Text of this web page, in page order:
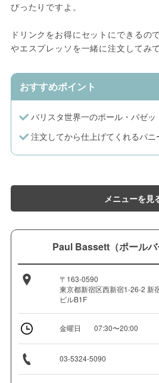
ぴったりですよ。
ドリンクをお得にセットにできるの
やエスプレッソを一緒に注文してみ
おすすめポイント
バリスタ世界一のポール・バゼッ
注文してから仕上げてくれるパニ
メニューを見
Paul Bassett（ポール
〒163-0590
東京都新宿区西新宿1-26-2 新
ビルB1F
金曜日 07:30〜20:00
03-5324-5090